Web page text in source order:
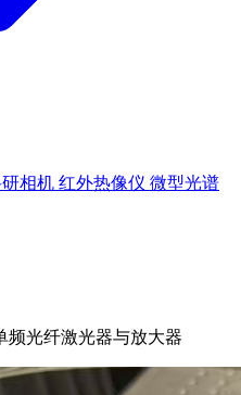
相机 红外热像仪 微型光谱
频光纤激光器与放大器